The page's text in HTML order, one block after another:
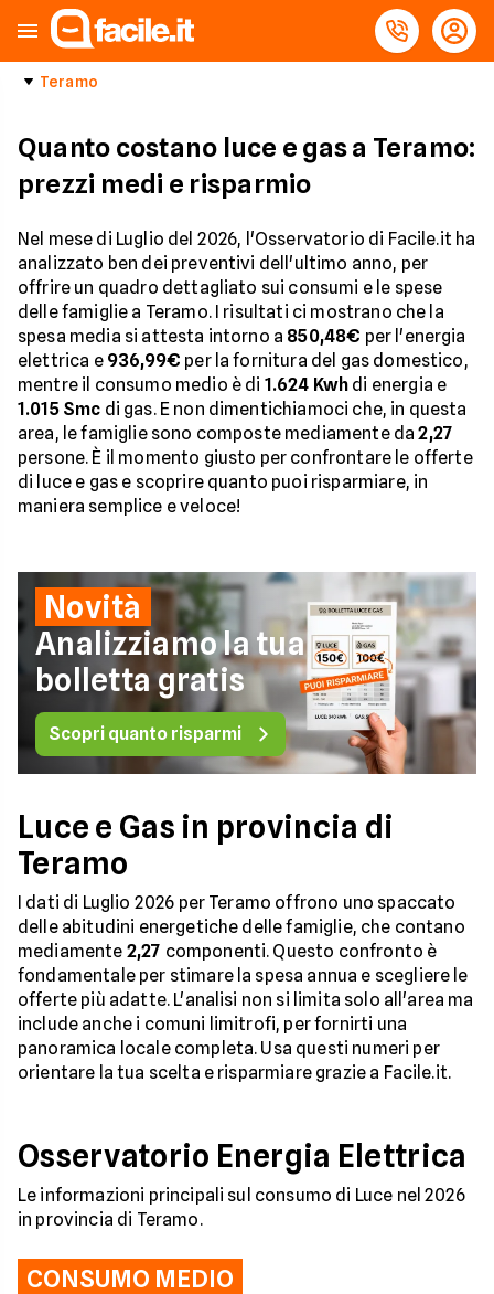
Teramo
Quanto costano luce e gas a Teramo:
prezzi medi e risparmio
Nel mese di Luglio del 2026, l'Osservatorio di Facile.it ha
analizzato ben dei preventivi dell'ultimo anno, per
offrire un quadro dettagliato sui consumi e le spese
delle famiglie a Teramo. I risultati ci mostrano che la
spesa media si attesta intorno a 850,48€ per l'energia
elettrica e 936,99€ per la fornitura del gas domestico,
mentre il consumo medio è di 1.624 Kwh di energia e
1.015 Smc di gas. E non dimentichiamoci che, in questa
area, le famiglie sono composte mediamente da2,27
persone. È il momento giusto per confrontare le offerte
di luce e gas e scoprire quanto puoi risparmiare, in
maniera semplice e veloce!
Novità
Analizziamo la tua
bolletta gratis
Scopri quanto risparmi
Luce e Gas in provincia di
Teramo
I dati di Luglio 2026 per Teramo offrono uno spaccato
delle abitudini energetiche delle famiglie, che contano
mediamente 2,27 componenti. Questo confronto è
fondamentale per stimare la spesa annua e scegliere le
offerte più adatte. L'analisi non si limita solo all'area ma
include anche i comuni limitrofi, per fornirti una
panoramica locale completa. Usa questi numeri per
orientare la tua scelta e risparmiare grazie a Facile.it.
Osservatorio Energia Elettrica
Le informazioni principali sul consumo di Luce nel 2026
in provincia di Teramo.
CONSUMO MEDIO